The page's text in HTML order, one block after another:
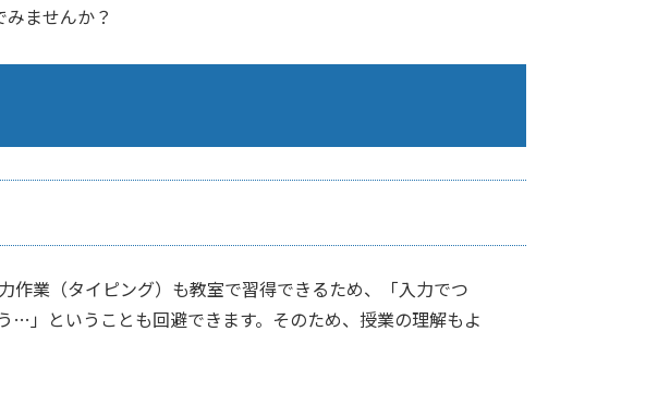
ませんか？
作業（タイピング）も教室で習得できるため、「入力でつ
…」ということも回避できます。そのため、授業の理解もよ